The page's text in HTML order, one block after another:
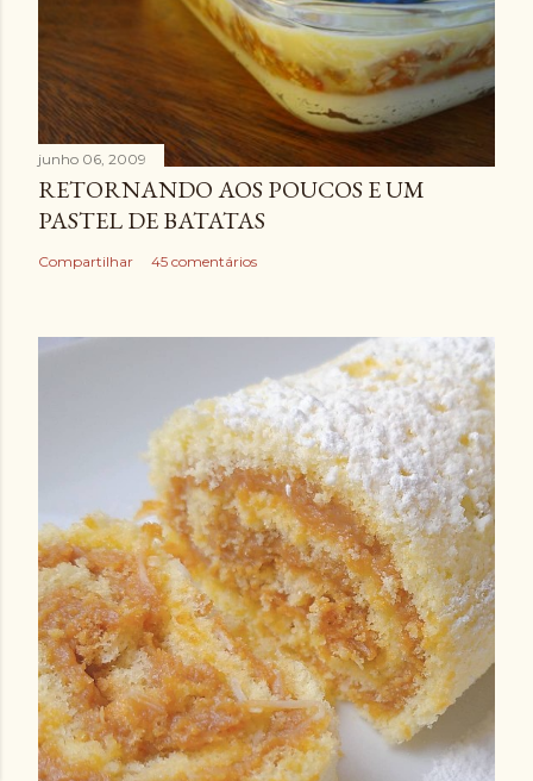
junho 06, 2009
RETORNANDO AOS POUCOS E UM
PASTEL DE BATATAS
Compartilhar 45 comentários